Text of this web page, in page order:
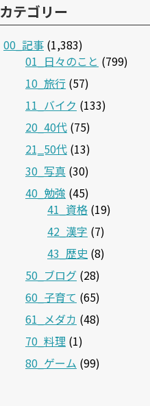
カテゴリー
00_記事 (1,383)
01_日々のこと (799)
10_旅行 (57)
11_バイク (133)
20_40代 (75)
21‗50代 (13)
30_写真 (30)
40_勉強 (45)
41_資格 (19)
42_漢字 (7)
43_歴史 (8)
50_ブログ (28)
60_子育て (65)
61_メダカ (48)
70_料理 (1)
80_ゲーム (99)